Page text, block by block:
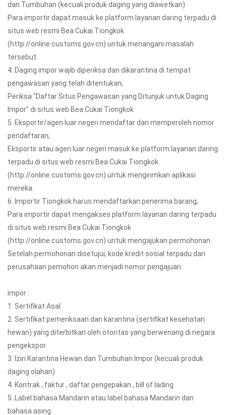
dan Tumbuhan (kecuali produk daging yang diawetkan)
Para importir dapat masuk ke platform layanan daring terpadu di
situs web resmi Bea Cukai Tiongkok
(http://online.customs.gov.cn) untuk menangani masalah
tersebut.
4. Daging impor wajib diperiksa dan dikarantina di tempat
pengawasan yang telah ditentukan;
Periksa "Daftar Situs Pengawasan yang Ditunjuk untuk Daging
Impor" di situs web Bea Cukai Tiongkok
5. Eksportir/agen luar negeri mendaftar dan memperoleh nomor
pendaftaran;
Eksportir atau agen luar negeri masuk ke platform layanan daring
terpadu di situs web resmi Bea Cukai Tiongkok
(http://online.customs.gov.cn) untuk mengirimkan aplikasi
mereka.
6. Importir Tiongkok harus mendaftarkan penerima barang;
Para importir dapat mengakses platform layanan daring terpadu
di situs web resmi Bea Cukai Tiongkok
(http://online.customs.gov.cn) untuk mengajukan permohonan.
Setelah permohonan disetujui, kode kredit sosial terpadu dari
perusahaan pemohon akan menjadi nomor pengajuan.
impor :
1. Sertifikat Asal
2. Sertifikat pemeriksaan dan karantina (sertifikat kesehatan
hewan) yang diterbitkan oleh otoritas yang berwenang di negara
pengekspor.
3. Izin Karantina Hewan dan Tumbuhan Impor (kecuali produk
daging olahan)
4. Kontrak , faktur , daftar pengepakan , bill of lading
5. Label bahasa Mandarin atau label bahasa Mandarin dan
bahasa asing